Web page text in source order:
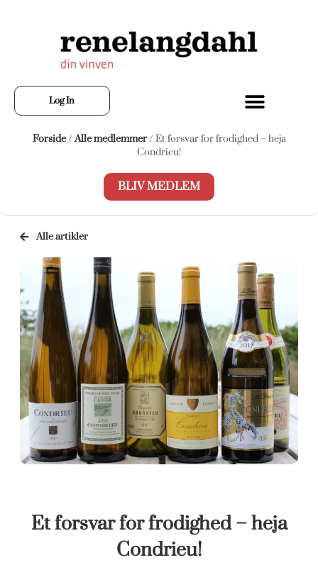
Log In
Forside/Alle medlemmer/ Et forsvar for frodighed – heja
Condrieu!
BLIV MEDLEM
Alle artikler
Et forsvar for frodighed – heja
Condrieu!